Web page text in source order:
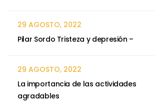
29 AGOSTO, 2022
Pilar Sordo Tristeza y depresión –
29 AGOSTO, 2022
La importancia de las actividades
agradables